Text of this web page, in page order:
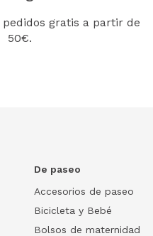
gratis a partir de
50€.
De paseo
Accesorios de paseo
Bicicleta y Bebé
Bolsos de maternidad